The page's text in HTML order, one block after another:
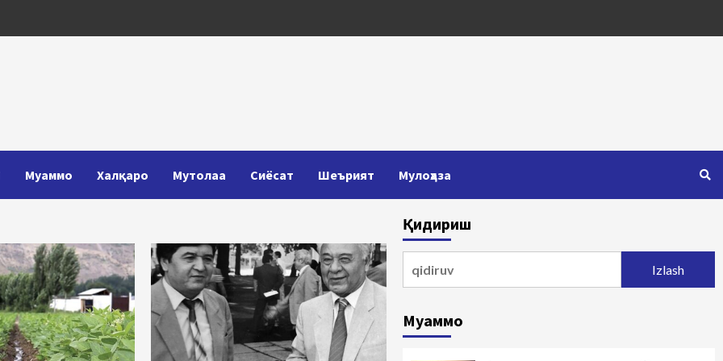
Муаммо Халқаро Мутолаа Сиёсат Шеърият Мулоҳаза
Қидириш
Муаммо